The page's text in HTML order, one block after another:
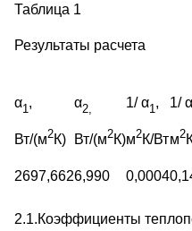
Таблица 1
Результаты расчета
α1 ,
Вт/(м2К)
α2,
Вт/(м2К)
1/ α1 ,
м2К/Вт
1/ α
м2
2697,6626,990 0,0004
2.1.Коэффициенты